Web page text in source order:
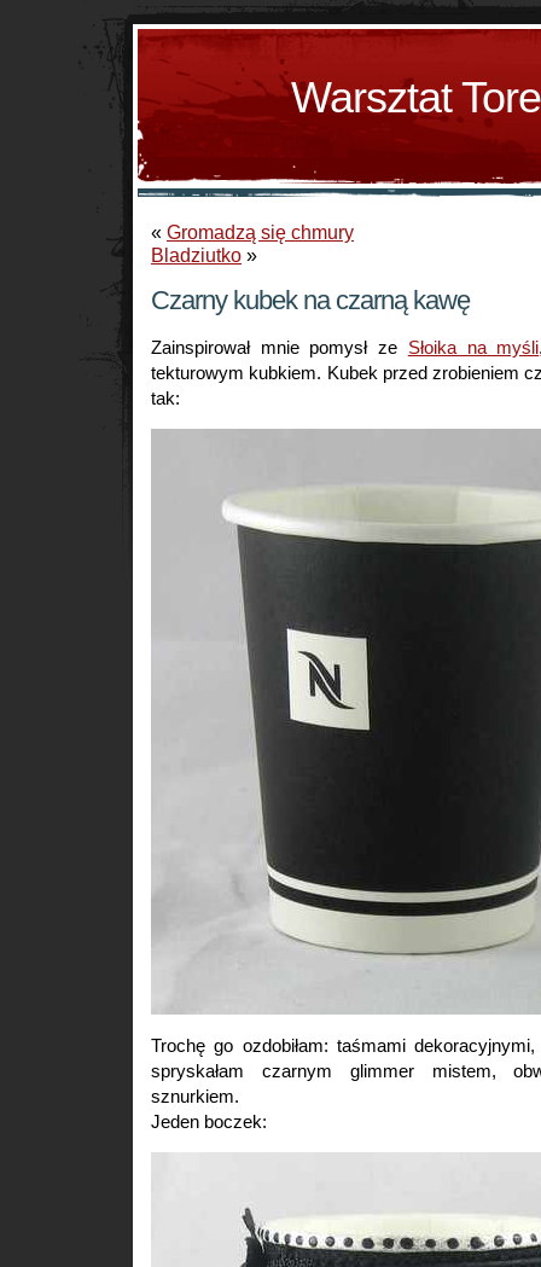
Warsztat
« Gromadzą się chmury
Bladziutko »
Czarny kubek na czarną kawę
Zainspirował mnie pomysł ze Słoika na myśli
tekturowym kubkiem. Kubek przed zrobieniem
tak:
Trochę go ozdobiłam: taśmami
spryskałam czarnym glimmer mistem,
sznurkiem.
Jeden boczek: